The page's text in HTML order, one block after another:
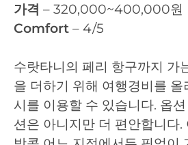
가격 – 320,000~400,000원
Comfort – 4/5
수랏타니의 페리 항구까지 가
을 더하기 위해 여행경비를 올
시를 이용할 수 있습니다. 옵
션은 아니지만 더 편안합니다.